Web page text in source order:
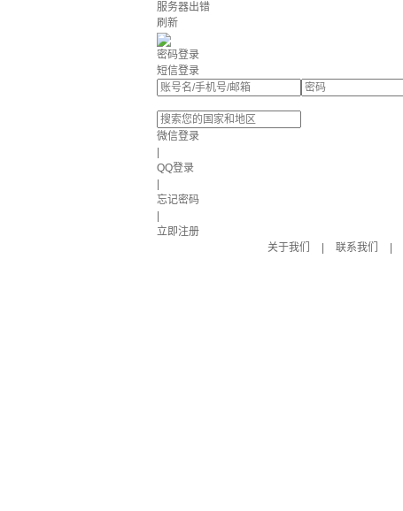
服务器出错
刷新
密码登录
短信登录
微信登录
QQ登录
忘记密码
立即注册
关于我们
联系我们